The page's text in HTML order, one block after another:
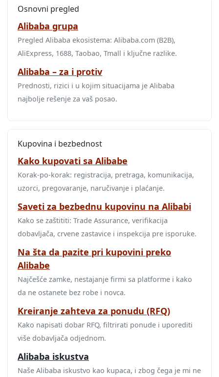
Osnovni pregled
Alibaba grupa
Pregled Alibaba ekosistema: Alibaba.com (B2B),
AliExpress, 1688, Taobao, Tmall i ključne razlike.
Alibaba – za i protiv
Prednosti, rizici i u kojim situacijama je Alibaba
najbolje rešenje za vaš posao.
Kupovina i bezbednost
Kako kupovati sa Alibabe
Korak‑po‑korak: registracija, pretraga, komunikacija,
uzorci, pregovaranje, naručivanje i plaćanje.
Saveti za bezbednu kupovinu na Alibabi
Kako se zaštititi: Trade Assurance, verifikacija
dobavljača, crvene zastavice i inspekcija pre isporuke.
Na šta da pazite pri kupovini preko
Alibabe
Najčešće zamke, nestajanje firmi sa platforme i kako
da ne ostanete bez robe i novca.
Kreiranje zahteva za ponudu (RFQ)
Kako napisati dobar RFQ, filtrirati ponude i uporediti
više dobavljača odjednom.
Alibaba iskustva
Naše Alibaba iskustvo kao kupaca, i zbog čega je mi ne